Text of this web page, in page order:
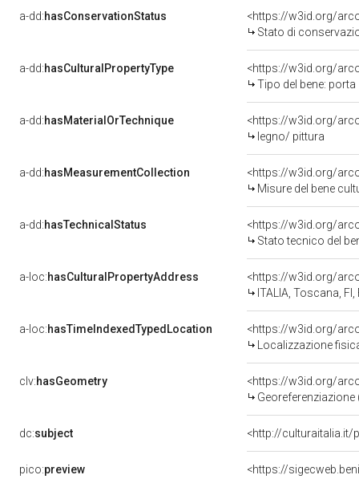
a-dd:hasConservationStatus
<https://w3id.org/
Stato di
a-dd:hasCulturalPropertyType
<https://w3id.org/
Tipo del bene: porta
a-dd:hasMaterialOrTechnique
<https://w3id.org/
legno/ pittura
a-dd:hasMeasurementCollection
<https://w3id.org/
Misure del bene
a-dd:hasTechnicalStatus
<https://w3id.org/
Stato tecnico del
a-loc:hasCulturalPropertyAddress
<https://w3id.org/
ITALIA, Toscana, FI,
a-loc:hasTimeIndexedTypedLocation
<https://w3id.org/
Localizzazione
clv:hasGeometry
<https://w3id.org/
dc:subject <http://culturaitalia.it/
pico:preview <https://